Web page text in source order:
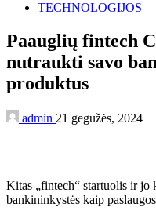
TECHNOLOGIJOS
Paauglių fintech
nutraukti savo
produktus
admin 21 gegužės, 2024
Kitas „fintech“ startuolis ir jo
bankininkystės kaip